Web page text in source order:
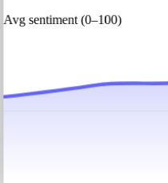
Avg sentiment (0–100)